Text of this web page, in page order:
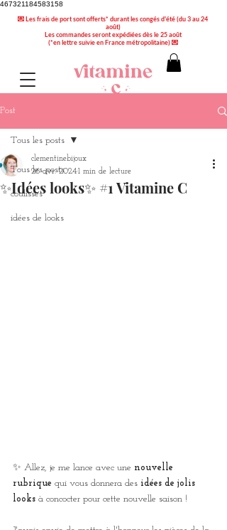
467321184583158
💌 Les frais de port sont offerts* durant les congés d'été (du 3 au 24
août)
Les commandes seront expédiées dès le 25 août
(*en lettre suivie en France métropolitaine) 💌
Post
Tous les posts
coulisses
idées de looks
Tous les posts
✨Idées looks✨ #1 Vitamine C
clementinebijoux
26 avr. 20241 min de lecture
✨ Allez, je me lance avec une nouvelle
rubrique qui vous donnera des idées de jolis
looks à concocter pour cette nouvelle saison !